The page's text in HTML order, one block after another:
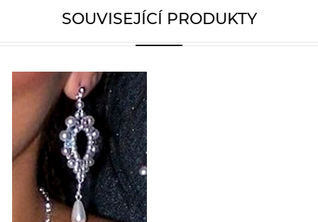
SOUVISEJÍCÍ PRODUKTY